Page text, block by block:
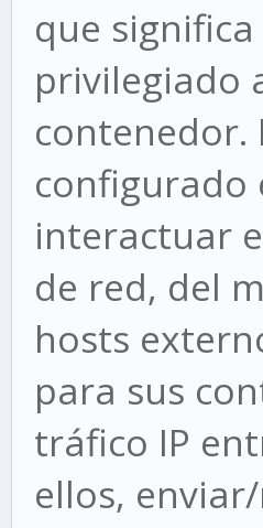
que
privilegiado
contenedor.
configurado
interactuar
de red, del
hosts
para sus
tráfico IP
ellos,